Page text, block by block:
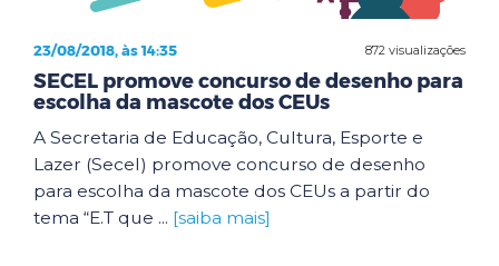
872 visualizações
23/08/2018, às 14:35
SECEL promove concurso de desenho para
escolha da mascote dos CEUs
A Secretaria de Educação, Cultura, Esporte e
Lazer (Secel) promove concurso de desenho
para escolha da mascote dos CEUs a partir do
tema “E.T que ... [saiba mais]